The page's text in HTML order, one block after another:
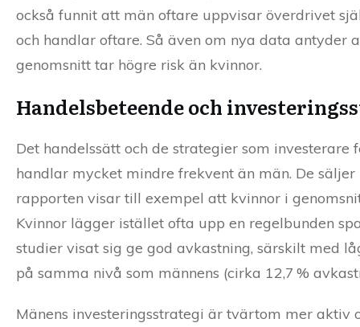
också funnit att män oftare uppvisar överdrivet
och handlar oftare. Så även om nya data
genomsnitt tar högre risk än kvinnor.
Handelsbeteende och
Det handelssätt och de strategier som
handlar mycket mindre frekvent än män. De
rapporten visar till exempel att kvinnor i
Kvinnor lägger istället ofta upp en regelbunden
studier visat sig ge god avkastning, särskilt med
på samma nivå som männens (cirka 12,7 %
Mänens investeringsstrategi är tvärtom mer aktiv